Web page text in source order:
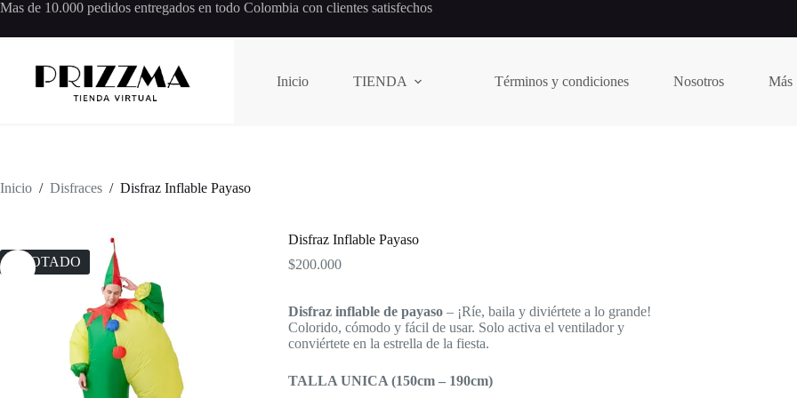
Saltar
contenido
Mas de 10.000 pedidos entregados en todo Colombia con clientes satisfechos
Inicio TIENDA Términos y condiciones Nosotros Más
Inicio / Disfraces / Disfraz Inflable Payaso
AGOTADO
Disfraz Inflable Payaso
$200.000
Disfraz inflable de payaso – ¡Ríe, baila y diviértete a lo grande!
Colorido, cómodo y fácil de usar. Solo activa el ventilador y
conviértete en la estrella de la fiesta.
TALLA UNICA (150cm – 190cm)